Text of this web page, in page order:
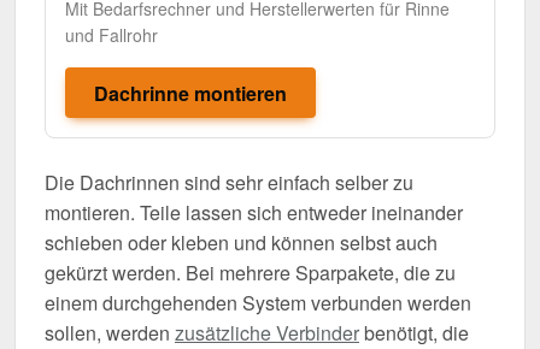
Mit Bedarfsrechner und Herstellerwerten für Rinne
und Fallrohr
Dachrinne montieren
Die Dachrinnen sind sehr einfach selber zu
montieren. Teile lassen sich entweder ineinander
schieben oder kleben und können selbst auch
gekürzt werden. Bei mehrere Sparpakete, die zu
einem durchgehenden System verbunden werden
sollen, werden zusätzliche Verbinderbenötigt, die